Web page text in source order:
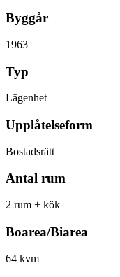
Byggår
1963
Typ
Lägenhet
Upplåtelseform
Bostadsrätt
Antal rum
2 rum + kök
Boarea/Biarea
64 kvm